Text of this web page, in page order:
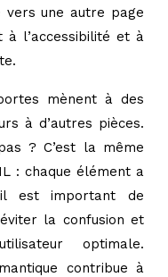
vers une autre page
à l’accessibilité et à
mènent à des
à d’autres pièces.
? C’est la même
: chaque élément a
est important de
la confusion et
optimale.
contribue à